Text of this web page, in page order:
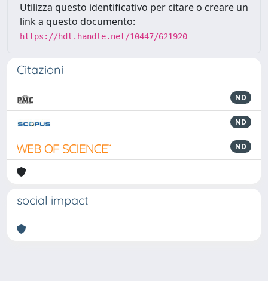
Utilizza questo identificativo per citare o creare un
link a questo documento:
https://hdl.handle.net/10447/621920
Citazioni
ND
ND
ND
social impact